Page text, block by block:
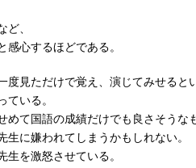
、
心するほどである。
見ただけで覚え、演じてみせると
いる。
て国語の成績だけでも良さそうな
に嫌われてしまうかもしれない。
を激怒させている。